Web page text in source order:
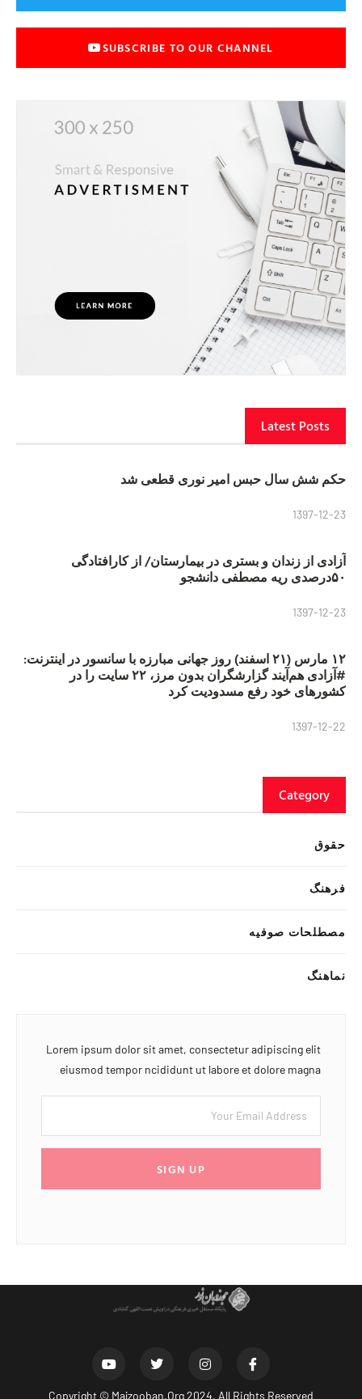
SUBSCRIBE TO OUR CHANNEL
Latest Posts
حکم شش سال حبس امیر نوری قطعی شد
1397-12-23
آزادی از زندان و بستری در بیمارستان/ از کارافتادگی
۵۰درصدی ریه مصطفی دانشجو
1397-12-23
۱۲ مارس (۲۱ اسفند) روز جهانی مبارزه با سانسور در اینترنت:
#آزادی هم‌آیند گزارشگران‌ بدون مرز، ۲۲ سایت را در
کشورهای خود رفع مسدودیت کرد
1397-12-22
Category
حقوق
فرهنگ
مصطلحات صوفیه
نماهنگ
Lorem ipsum dolor sit amet, consectetur adipiscing elit
eiusmod tempor ncididunt ut labore et dolore magna
SIGN UP
Copyright © Majzooban.Org2024. All Rights Reserved